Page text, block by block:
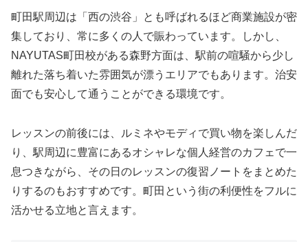
町田駅周辺は「西の渋谷」とも呼ばれるほど商業施設が密
集しており、常に多くの人で賑わっています。しかし、
NAYUTAS町田校がある森野方面は、駅前の喧騒から少し
離れた落ち着いた雰囲気が漂うエリアでもあります。治安
面でも安心して通うことができる環境です。
レッスンの前後には、ルミネやモディで買い物を楽しんだ
り、駅周辺に豊富にあるオシャレな個人経営のカフェで一
息つきながら、その日のレッスンの復習ノートをまとめた
りするのもおすすめです。町田という街の利便性をフルに
活かせる立地と言えます。